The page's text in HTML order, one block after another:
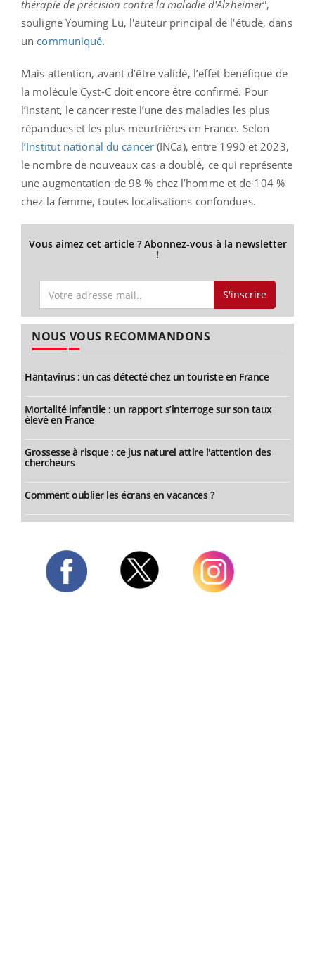
thérapie de précision contre la maladie d'Alzheimer”,
souligne Youming Lu, l'auteur principal de l'étude, dans
un communiqué.
Mais attention, avant d’être validé, l’effet bénéfique de
la molécule Cyst-C doit encore être confirmé. Pour
l’instant, le cancer reste l’une des maladies les plus
répandues et les plus meurtrières en France. Selon
l’Institut national du cancer(INCa), entre 1990 et 2023,
le nombre de nouveaux cas a doublé, ce qui représente
une augmentation de 98 % chez l’homme et de 104 %
chez la femme, toutes localisations confondues.
Vous aimez cet article ? Abonnez-vous à la newsletter
!
S'inscrire
NOUS VOUS RECOMMANDONS
Hantavirus : un cas détecté chez un touriste en France
Mortalité infantile : un rapport s’interroge sur son taux
élevé en France
Grossesse à risque : ce jus naturel attire l'attention des
chercheurs
Comment oublier les écrans en vacances ?